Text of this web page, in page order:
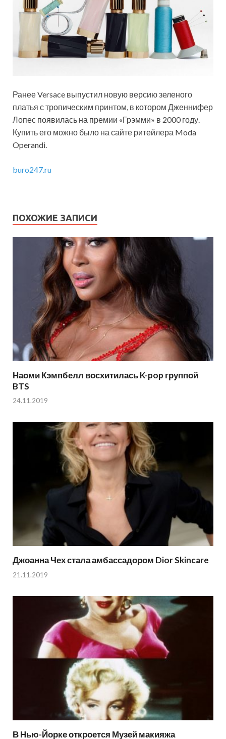
Ранее Versace выпустил новую версию зеленого
платья с тропическим принтом, в котором Дженнифер
Лопес появилась на премии «Грэмми» в 2000 году.
Купить его можно было на сайте ритейлера Moda
Operandi.
buro247.ru
ПОХОЖИЕ ЗАПИСИ
Наоми Кэмпбелл восхитилась K-pop группой
BTS
24.11.2019
Джоанна Чех стала амбассадором Dior Skincare
21.11.2019
В Нью-Йорке откроется Музей макияжа